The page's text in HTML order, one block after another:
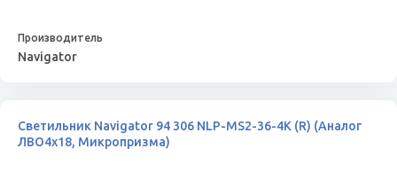
Navigator
Светильник Navigator 94 306 NLP-MS2-36-4K (R) (Аналог
ЛВО4х18, Микропризма)